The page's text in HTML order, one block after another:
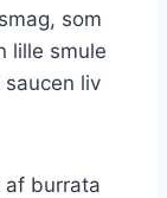
som
lille smule
liv
burrata